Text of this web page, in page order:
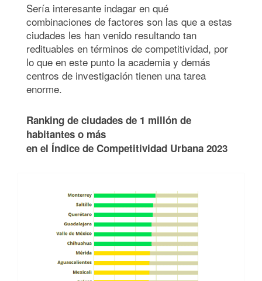
Sería interesante indagar en qué
combinaciones de factores son las que a estas
ciudades les han venido resultando tan
redituables en términos de competitividad, por
lo que en este punto la academia y demás
centros de investigación tienen una tarea
enorme.
Ranking de ciudades de 1 millón de
habitantes o más
en el Índice de Competitividad Urbana 2023